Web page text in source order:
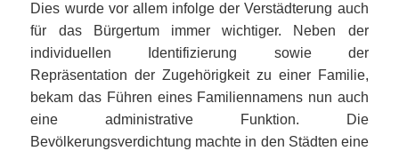
Dies wurde vor allem infolge der Verstädterung auch
für das Bürgertum immer wichtiger. Neben der
individuellen Identifizierung sowie der
Repräsentation der Zugehörigkeit zu einer Familie,
bekam das Führen eines Familiennamens nun auch
eine administrative Funktion. Die
Bevölkerungsverdichtung machte in den Städten eine